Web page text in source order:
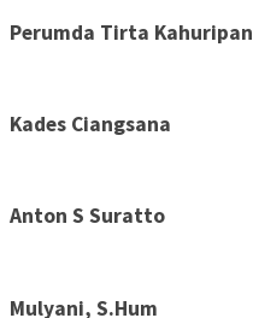
Perumda Tirta Kahuripan
Kades Ciangsana
Anton S Suratto
Mulyani, S.Hum